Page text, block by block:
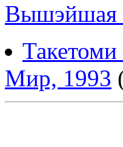
Вышэйшая
Мир, 1993